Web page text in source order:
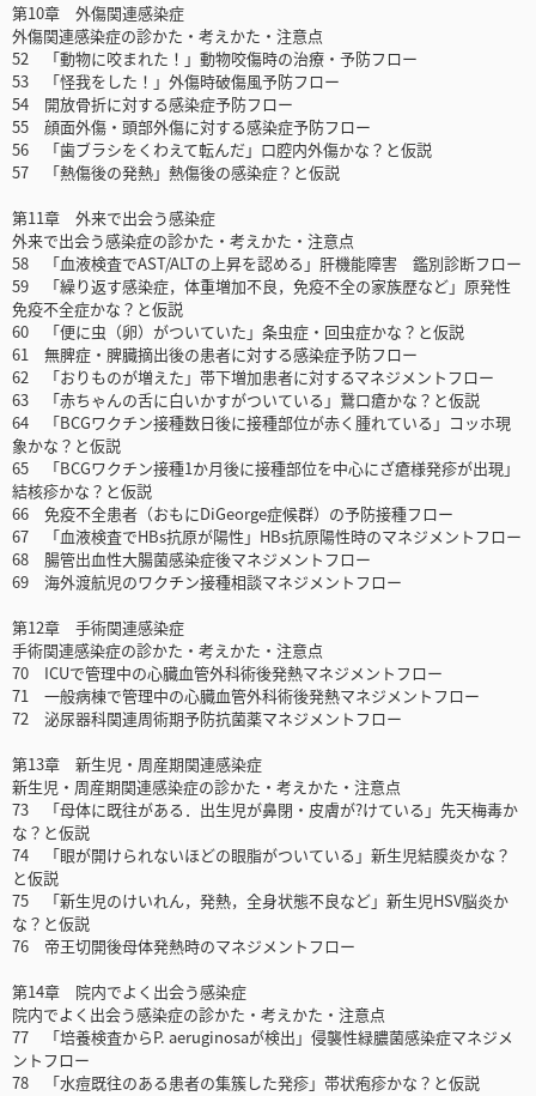
第10章 外傷関連感染症
外傷関連感染症の診かた・考えかた・注意点
52 「動物に咬まれた！」動物咬傷時の治療・予防フロー
53 「怪我をした！」外傷時破傷風予防フロー
54 開放骨折に対する感染症予防フロー
55 顔面外傷・頭部外傷に対する感染症予防フロー
56 「歯ブラシをくわえて転んだ」口腔内外傷かな？と仮説
57 「熱傷後の発熱」熱傷後の感染症？と仮説
第11章 外来で出会う感染症
外来で出会う感染症の診かた・考えかた・注意点
58 「血液検査でAST/ALTの上昇を認める」肝機能障害 鑑別診断フロー
59 「繰り返す感染症，体重増加不良，免疫不全の家族歴など」原発性
免疫不全症かな？と仮説
60 「便に虫（卵）がついていた」条虫症・回虫症かな？と仮説
61 無脾症・脾臓摘出後の患者に対する感染症予防フロー
62 「おりものが増えた」帯下増加患者に対するマネジメントフロー
63 「赤ちゃんの舌に白いかすがついている」鵞口瘡かな？と仮説
64 「BCGワクチン接種数日後に接種部位が赤く腫れている」コッホ現
象かな？と仮説
65 「BCGワクチン接種1か月後に接種部位を中心にざ瘡様発疹が出現」
結核疹かな？と仮説
66 免疫不全患者（おもにDiGeorge症候群）の予防接種フロー
67 「血液検査でHBs抗原が陽性」HBs抗原陽性時のマネジメントフロー
68 腸管出血性大腸菌感染症後マネジメントフロー
69 海外渡航児のワクチン接種相談マネジメントフロー
第12章 手術関連感染症
手術関連感染症の診かた・考えかた・注意点
70 ICUで管理中の心臓血管外科術後発熱マネジメントフロー
71 一般病棟で管理中の心臓血管外科術後発熱マネジメントフロー
72 泌尿器科関連周術期予防抗菌薬マネジメントフロー
第13章 新生児・周産期関連感染症
新生児・周産期関連感染症の診かた・考えかた・注意点
73 「母体に既往がある．出生児が鼻閉・皮膚が?けている」先天梅毒か
な？と仮説
74 「眼が開けられないほどの眼脂がついている」新生児結膜炎かな？
と仮説
75 「新生児のけいれん，発熱，全身状態不良など」新生児HSV脳炎か
な？と仮説
76 帝王切開後母体発熱時のマネジメントフロー
第14章 院内でよく出会う感染症
院内でよく出会う感染症の診かた・考えかた・注意点
77 「培養検査からP. aeruginosaが検出」侵襲性緑膿菌感染症マネジメ
ントフロー
78 「水痘既往のある患者の集簇した発疹」帯状疱疹かな？と仮説